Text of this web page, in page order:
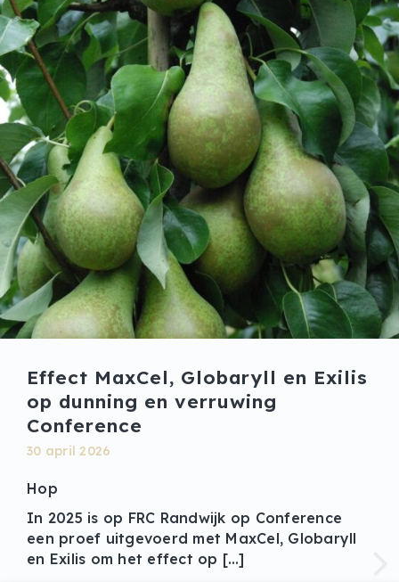
Effect MaxCel, Globaryll en Exilis
op dunning en verruwing
Conference
30 april 2026
Hop
In 2025 is op FRC Randwijk op Conference
een proef uitgevoerd met MaxCel, Globaryll
en Exilis om het effect op […]